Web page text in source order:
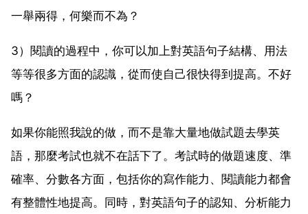
一舉兩得，何樂而不為？
3）閱讀的過程中，你可以加上對英語句子結構、用法
等等很多方面的認識，從而使自己很快得到提高。不好
嗎？
如果你能照我說的做，而不是靠大量地做試題去學英
語，那麼考試也就不在話下了。考試時的做題速度、準
確率、分數各方面，包括你的寫作能力、閱讀能力都會
有整體性地提高。同時，對英語句子的認知、分析能力